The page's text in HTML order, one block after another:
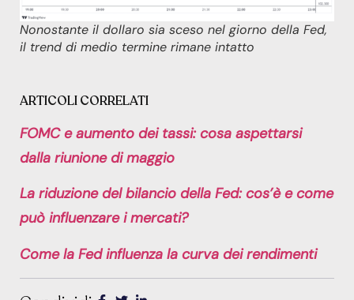
Nonostante il dollaro sia sceso nel giorno della Fed,
il trend di medio termine rimane intatto
ARTICOLI CORRELATI
FOMC e aumento dei tassi: cosa aspettarsi
dalla riunione di maggio
La riduzione del bilancio della Fed: cos’è e come
può influenzare i mercati?
Come la Fed influenza la curva dei rendimenti